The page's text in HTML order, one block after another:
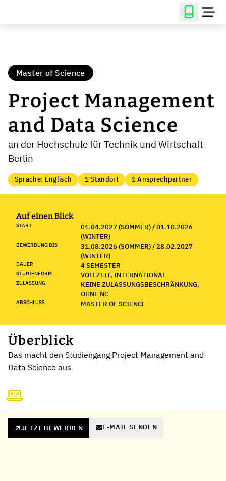
Master of Science
Project Management
and Data Science
an der Hochschule für Technik und Wirtschaft
Berlin
Sprache: Englisch 1 Standort 1 Ansprechpartner
Auf einen Blick
START
01.04.2027 (SOMMER) / 01.10.2026
(WINTER)
BEWERBUNG BIS
31.08.2026 (SOMMER) / 28.02.2027
(WINTER)
DAUER 4 SEMESTER
STUDIENFORM VOLLZEIT, INTERNATIONAL
ZULASSUNG
KEINE ZULASSUNGSBESCHRÄNKUNG,
OHNE NC
ABSCHLUSS MASTER OF SCIENCE
Überblick
Das macht den Studiengang Project Management and
Data Science aus
JETZT BEWERBEN E-MAIL SENDEN